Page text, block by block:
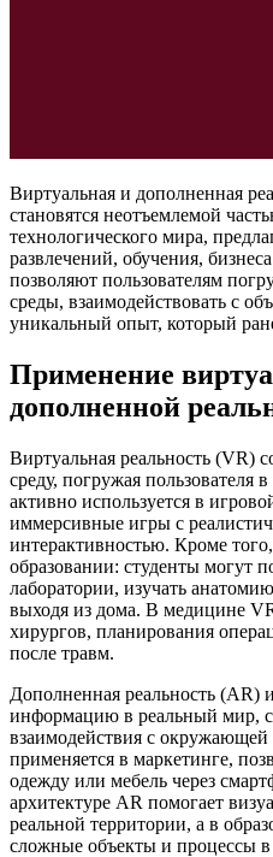
Виртуальная и дополненная
становятся неотъемлемой
технологического мира,
развлечений, обучения,
позволяют пользователям
среды, взаимодействовать с
уникальный опыт, который
Применение
дополненной
Виртуальная реальность (VR)
среду, погружая пользователя
активно используется в
иммерсивные игры с
интерактивностью. Кроме
образовании: студенты могут
лаборатории, изучать
выходя из дома. В медицине
хирургов, планирования
после травм.
Дополненная реальность (AR)
информацию в реальный мир,
взаимодействия с
применяется в маркетинге,
одежду или мебель через
архитектуре AR помогает
реальной территории, а в
сложные объекты и процессы